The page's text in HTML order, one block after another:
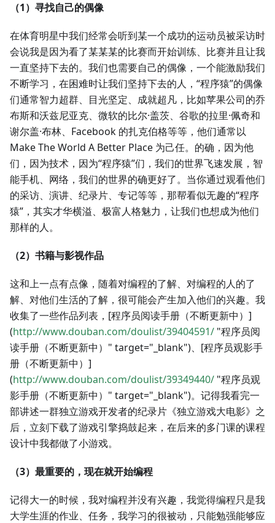
（1）寻找自己的偶像
在体育明星中我们经常会听到某一个成功的运动员被采访时
会说我是因为看了某某某的比赛而开始训练、比赛并且让我
一直坚持下去的。我们也需要自己的偶像，一个能激励我们
不断学习，在困难时让我们坚持下去的人，“程序猿”的偶像
们通常智力超群、目光坚定、成就超凡，比如苹果公司的乔
布斯和沃兹尼亚克、微软的比尔·盖茨、谷歌的拉里·佩奇和
谢尔盖·布林、Facebook 的扎克伯格等等，他们通常以
Make The World A Better Place 为己任。的确，因为他
们，因为技术，因为“程序猿”们，我们的世界飞速发展，智
能手机、网络，我们的世界的确更好了。当你通过观看他们
的采访、演讲、纪录片、专记等等，那帮看似无趣的“程序
猿”，其实才华横溢、极富人格魅力，让我们也想成为他们
那样的人。
（2）书籍与影视作品
这和上一点有点像，随着对编程的了解、对编程的人的了
解、对他们生活的了解，很可能会产生加入他们的兴趣。我
收集了一些作品列表，[程序员阅读手册（不断更新中）]
(http://www.douban.com/doulist/39404591/ "程序员阅
读手册（不断更新中）" target="_blank")、[程序员观影手
册（不断更新中）]
(http://www.douban.com/doulist/39349440/ "程序员观
影手册（不断更新中）" target="_blank")。记得我看完一
部讲述一群独立游戏开发者的纪录片《独立游戏大电影》之
后，立刻下载了游戏引擎捣鼓起来，在后来的多门课的课程
设计中我都做了小游戏。
（3）最重要的，现在就开始编程
记得大一的时候，我对编程并没有兴趣，我觉得编程只是我
大学生涯的作业、任务，我学习的很被动，只能勉强能够应